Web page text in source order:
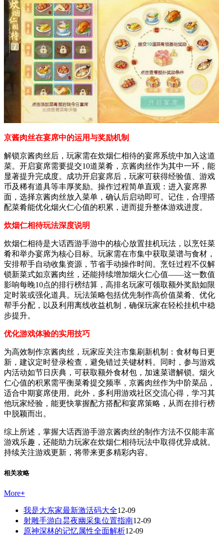
京酱肉丝在宴席中的运用与奖励机制
解锁京酱肉丝后，玩家需在炊烟仁相待的宴席系统中加入这道
菜。开启宴席需要提交10道菜肴，京酱肉丝作为其中一环，能
显著提升完成度。成功开启宴席后，玩家可获得经验值、游戏
币及稀有道具等丰厚奖励。操作过程简单直观：进入宴席界
面，选择京酱肉丝放入菜单，确认后启动即可。记住，合理搭
配菜肴能优化烟火仁心值的积累，进而提升整体游戏进度。
炊烟仁相待玩法深度说明
炊烟仁相待是大话西游手游中的核心放置挂机玩法，以烹饪菜
肴和举办宴席为核心目标。玩家需在市集中获取菜谱与食材，
安排帮手自动收集资源，节省手动操作时间。烹饪过程不仅解
锁新菜式如京酱肉丝，还能持续增加烟火仁心值——这一数值
影响每晚10点的排行榜结算，高排名玩家可领取额外奖励如限
定时装或强化道具。玩法策略包括优先制作高价值菜肴、优化
帮手分配，以及利用离线收益机制，确保玩家在轻松挂机中稳
步提升。
优化游戏体验的实用技巧
为高效制作京酱肉丝，玩家应关注市集刷新机制：食材每日更
新，建议定时登录检查，避免错过关键材料。同时，参与游戏
内活动如节日庆典，可获取额外食材包，加速菜谱解锁。烟火
仁心值的积累需平衡菜肴提交频率，京酱肉丝作为中阶菜品，
适合中期宴席使用。此外，多利用游戏社区交流心得，学习其
他玩家经验，能更快掌握配方搭配和宴席策略，从而在排行榜
中脱颖而出。
综上所述，掌握大话西游手游京酱肉丝的制作方法不仅能丰富
游戏乐趣，还能助力玩家在炊烟仁相待玩法中取得优异成就。
持续关注游戏更新，将带来更多精彩内容。
相关攻略
More+
我是大东家最新激活码大全12-09
射雕手游白昙夜幽采集位置指南12-09
原神深林的记忆属性全面解析12-09